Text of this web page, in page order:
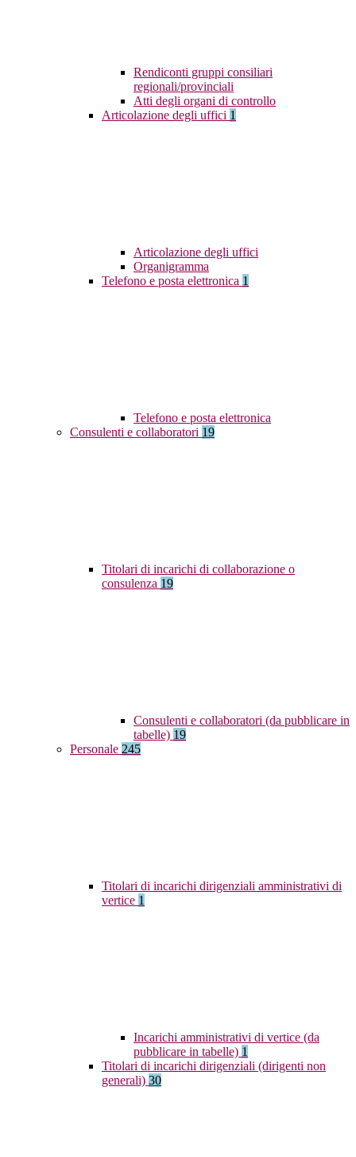
Rendiconti gruppi consiliari
regionali/provinciali
Atti degli organi di controllo
Articolazione degli uffici 1
Articolazione degli uffici
Organigramma
Telefono e posta elettronica 1
Telefono e posta elettronica
Consulenti e collaboratori 19
Titolari di incarichi di collaborazione o
consulenza 19
Consulenti e collaboratori (da pubblicare in
tabelle) 19
Personale 245
Titolari di incarichi dirigenziali amministrativi di
vertice 1
Incarichi amministrativi di vertice (da
pubblicare in tabelle) 1
Titolari di incarichi dirigenziali (dirigenti non
generali) 30